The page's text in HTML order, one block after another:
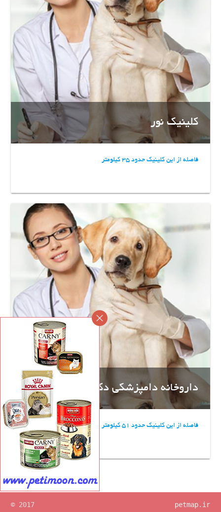
کلینیک نور
فاصله از این کلینیک حدود 35 کیلومتر
داروخانه دامپزشکی دکتر مجیدیان
فاصله از این کلینیک حدود 51 کیلومتر
© 2017 petmap.ir